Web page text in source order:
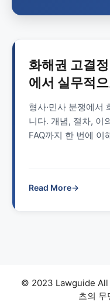
화해권 고결
에서 실무적
형사·민사 분쟁에서
니다. 개념, 절차, 이
FAQ까지 한 번에 이
Read More→
© 2023 Lawguide All
츠의 무